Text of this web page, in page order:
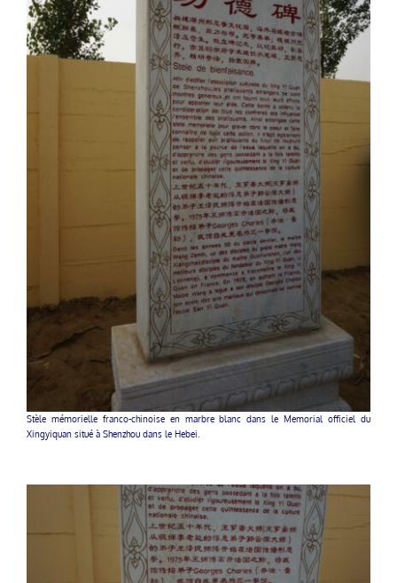
Stèle mémorielle franco-chinoise en marbre blanc dans le Memorial officiel du
Xingyiquan situé à Shenzhou dans le Hebei.